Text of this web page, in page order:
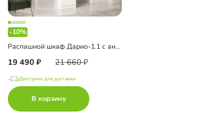
-10%
Распашной шкаф Дарио-1.1 с антресолью
19 490 21 660
Доступно для доставки
В корзину